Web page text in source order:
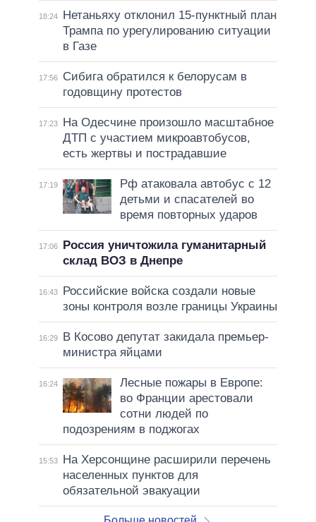
18:24
Нетаньяху отклонил 15-пунктный план
Трампа по урегулированию ситуации
в Газе
17:56
Сибига обратился к белорусам в
годовщину протестов
17:23
На Одесчине произошло масштабное
ДТП с участием микроавтобусов,
есть жертвы и пострадавшие
17:19
Рф атаковала автобус с 12
детьми и спасателей во
время повторных ударов
17:06
Россия уничтожила гуманитарный
склад ВОЗ в Днепре
16:43
Российские войска создали новые
зоны контроля возле границы Украины
16:29
В Косово депутат закидала премьер-
министра яйцами
16:24
Лесные пожары в Европе:
во Франции арестовали
сотни людей по
подозрениям в поджогах
15:53
На Херсонщине расширили перечень
населенных пунктов для
обязательной эвакуации